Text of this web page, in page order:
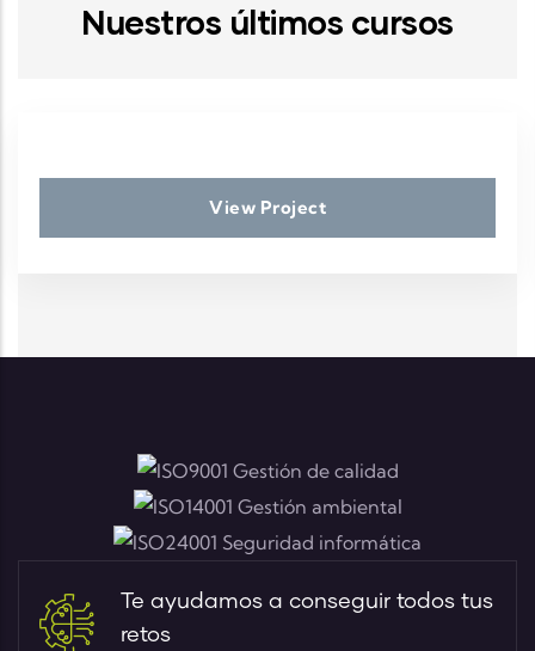
Nuestros últimos cursos
View Project
Te ayudamos a conseguir todos tus
retos